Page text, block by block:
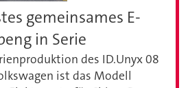
gemeinsames E-
in Serie
des ID.Unyx 08
ist das Modell